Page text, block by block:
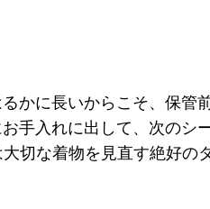
かに長いからこそ、保管
手入れに出して、次の
切な着物を見直す絶好の